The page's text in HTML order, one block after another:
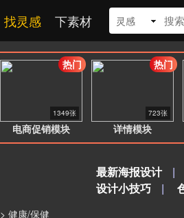
找灵感 下素材 灵感
电商促销模块
1349张
热门
详情模块
723张
热门
最新海报设计
|
设计小技巧
|
> 健康/保健